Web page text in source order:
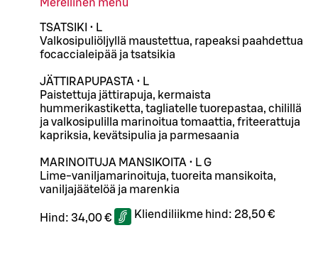
Merellinen menu
TSATSIKI • L
Valkosipuliöljyllä maustettua, rapeaksi paahdettua
focaccialeipää ja tsatsikia
JÄTTIRAPUPASTA • L
Paistettuja jättirapuja, kermaista
hummerikastiketta, tagliatelle tuorepastaa, chilillä
ja valkosipulilla marinoitua tomaattia, friteerattuja
kapriksia, kevätsipulia ja parmesaania
MARINOITUJA MANSIKOITA • L G
Lime-vaniljamarinoituja, tuoreita mansikoita,
vaniljajäätelöä ja marenkia
Hind: 34,00 € Kliendiliikme hind: 28,50 €